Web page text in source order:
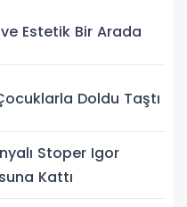
Estetik Bir Arada
Doldu Taştı
Stoper Igor
Kattı